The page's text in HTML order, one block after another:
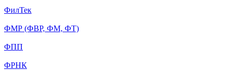
ФилТек
ФМР (ФВР, ФМ, ФТ)
ФПП
ФРНК